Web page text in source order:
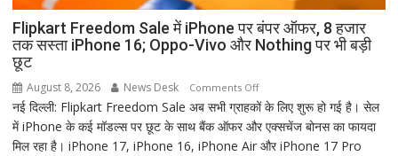
हृदयपीठ
का
रहस्य
Flipkart Freedom Sale में iPhone पर बंपर ऑफर, 8 हजार
तक सस्ता iPhone 16; Oppo-Vivo और Nothing पर भी बड़ी
छूट
August 8, 2026 News Desk Comments Offon
Flipkart
Freedom
Sale
नई दिल्ली: Flipkart Freedom Sale अब सभी ग्राहकों के लिए शुरू हो गई है। सेल
में iPhone के कई मॉडल्स पर छूट के साथ बैंक ऑफर और एक्सचेंज बोनस का फायदा
मिल रहा है। iPhone 17, iPhone 16, iPhone Air और iPhone 17 Pro